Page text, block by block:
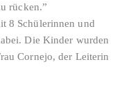
rücken.”
8 Schülerinnen und
Die Kinder wurden
Cornejo, der Leiterin